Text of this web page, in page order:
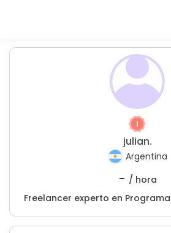
julian.
Argentina
- / hora
Freelancer experto en